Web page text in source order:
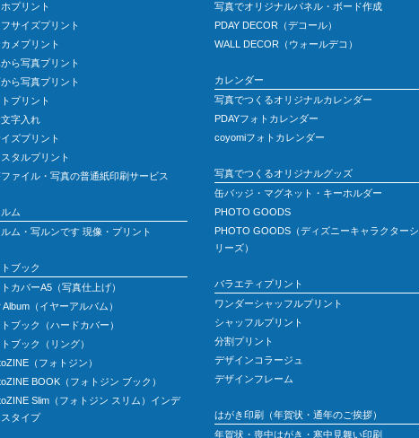
プリント
サイズプリント
メプリント
ら写真プリント
ら写真プリント
プリント
字入れ
ズプリント
タルプリント
ァイル・写真の普通紙印刷サービス
ム
ム・写ルンです 現像・プリント
ブック
カバーA5（写真仕上げ）
Album（イヤーアルバム）
ブック（ハードカバー）
ブック（リング）
（フォトジン）
BOOK（フォトジン ブック）
Slim（フォトジン スリム）インデ
スタイプ
写真でオリジナルパネル・ボード作成
PDAY DECOR（デコール）
WALL DECOR（ウォールデコ）
カレンダー
写真でつくるオリジナルカレンダー
PDAYフォトカレンダー
coyomiフォトカレンダー
写真でつくるオリジナルグッズ
缶バッジ・マグネット・キーホルダー
PHOTO GOODS
PHOTO GOODS（ディズニーキャラクターシ
リーズ）
バラエティプリント
ワンダーシャッフルプリント
シャッフルプリント
分割プリント
デザインコラージュ
デザインフレーム
はがき印刷（年賀状・通年のご挨拶）
年賀状・喪中はがき・寒中見舞い印刷